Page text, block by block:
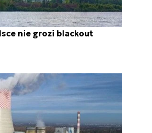
nie grozi blackout